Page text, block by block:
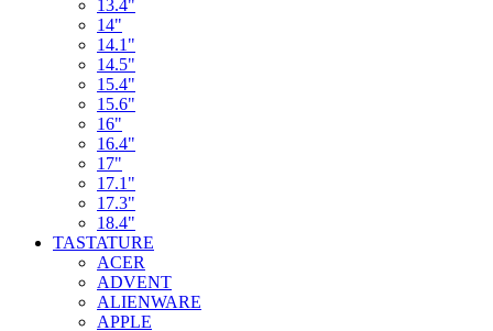
13.4"
14"
14.1"
14.5"
15.4"
15.6"
16"
16.4"
17"
17.1"
17.3"
18.4"
TASTATURE
ACER
ADVENT
ALIENWARE
APPLE